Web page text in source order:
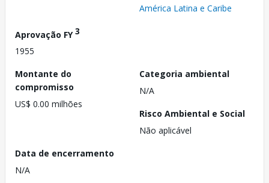
América Latina e Caribe
Aprovação FY3
1955
Montante do
compromisso
US$ 0.00 milhões
Categoria ambiental
N/A
Risco Ambiental e Social
Não aplicável
Data de encerramento
N/A